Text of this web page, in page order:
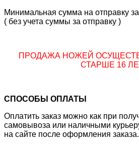
Минимальная сумма на отправку
( без учета суммы за отправку )
ПРОДАЖА НОЖЕЙ
СТАРШЕ 16
СПОСОБЫ ОПЛАТЫ
Оплатить заказ можно как при
самовывоза или наличными
на сайте после оформления заказа.